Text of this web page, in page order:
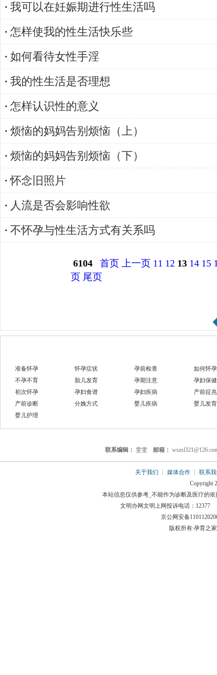
我可以在妊娠期进行性生活吗
怎样使我的性生活快乐些
如何看待女性手淫
我的性生活是否理想
怎样认识性的意义
烦恼的妈妈告别烦恼（上）
烦恼的妈妈告别烦恼（下）
怀念旧照片
人流是否会影响性欲
不怀孕与性生活方式有关系吗
6104 首页 上一页 11 12 13 14 15
页 尾页
准备怀孕 怀孕症状 孕前检查
如何怀孕
不孕不育
胎儿发育 孕期注意
孕妇保健
初次怀孕
孕妇食谱 孕妇疾病
产前征兆
产前诊断
分娩方式 婴儿疾病
婴儿发育
婴儿护理
联系编辑： 雯雯 邮箱：
关于我们 ┊ 媒体合作┊ 联系
Copyright
本站信息仅供参考_不能作为诊断及医疗的
文明办网文明上网投诉电话：12377
京公网安备
版权所有:孕育之